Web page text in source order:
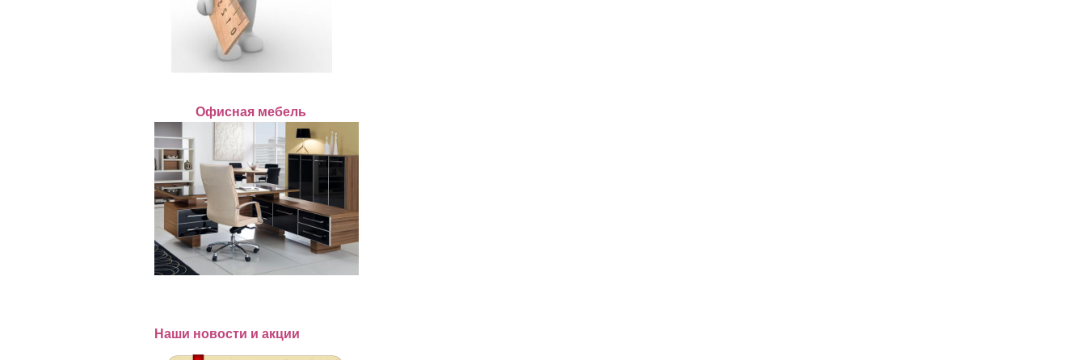
Офисная мебель
Наши новости и акции